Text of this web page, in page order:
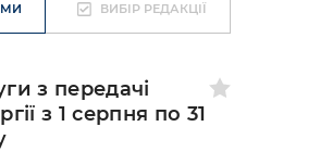
ВИБІР РЕДАКЦІЇ
з передачі
з 1 серпня по 31